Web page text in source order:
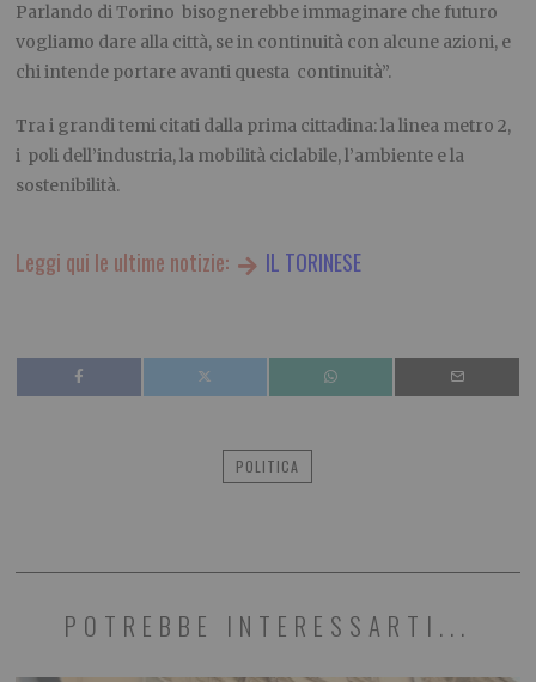
Parlando di Torino bisognerebbe immaginare che futuro
vogliamo dare alla città, se in continuità con alcune azioni, e
chi intende portare avanti questa continuità”.
Tra i grandi temi citati dalla prima cittadina: la linea metro 2,
i poli dell’industria, la mobilità ciclabile, l’ambiente e la
sostenibilità.
Leggi qui le ultime notizie: IL TORINESE
POLITICA
POTREBBE INTERESSARTI...